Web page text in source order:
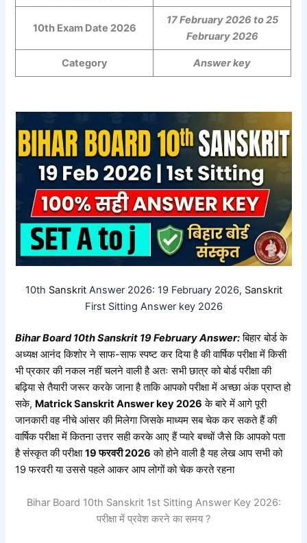
10th Exam Date 2026
17 February 2026 to 25
February 2026
Category Answer key
10th SanskritAnswer 2026: 19 February 2026, Sanskrit
First Sitting Answer key 2026
Bihar Board 10thSanskrit 19February Answer:बिहार बोर्ड के
अध्यक्ष आनंद किशोर ने साफ-साफ स्पष्ट कर दिया है की वार्षिक परीक्षा में किसी
भी प्रकार की नकल नहीं चलने वाली है अतः सभी छात्र को बोर्ड परीक्षा की
बढ़िया से तैयारी जरूर करके जाना है ताकि आपको परीक्षा में अच्छा अंक प्राप्त हो
सके, MatrickSanskritAnswer key 2026 के बारे में आगे पूरी
जानकारी वह नीचे आंसर की मिलेगा जिसके माध्यम सब चेक कर सकते हैं की
वार्षिक परीक्षा में कितना उत्तर सही करके आए हैं प्यारे बच्चों जैसे कि आपको पता
हैसंस्कृतकी परीक्षा19 फरवरी 2026 को होने वाली है यह लेख आप सभी को
19 फरवरी या उससे पहले आकर आप लोगों को चेक करते रहना
Bihar Board 10th Sanskrit 1st Sitting Answer Key 2026:
परीक्षा में प्रवेश करने का समय ?